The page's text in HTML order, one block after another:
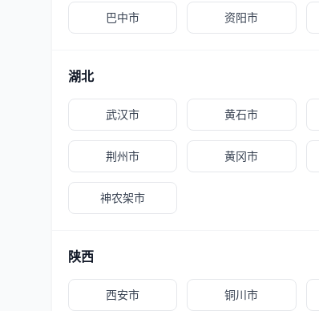
巴中市 资阳市
湖北
武汉市 黄石市
荆州市 黄冈市
神农架市
陕西
西安市 铜川市